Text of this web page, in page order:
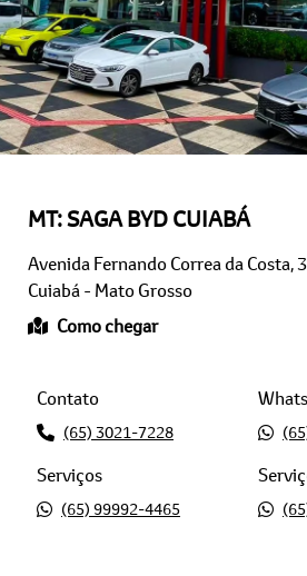
Avenida Fernando Correa da Costa,
Cuiabá - Mato Grosso
Como chegar
(65) 3021-7228
Serviços
(65) 99992-4465